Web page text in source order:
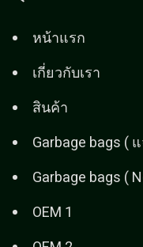
หน้าแรก
เกี่ยวกับเรา
สินค้า
Garbage bags (
Garbage bags (
OEM 1